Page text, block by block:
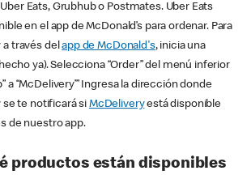
Eats, Grubhub o Postmates. Uber Eats
en el app de McDonald’s para ordenar. Para
a través delapp de McDonald's, inicia una
ya). Selecciona “Order” del menú inferior
a “McDelivery’” Ingresa la dirección donde
se te notificará si McDeliveryestá disponible
de nuestro app.
productos están disponibles